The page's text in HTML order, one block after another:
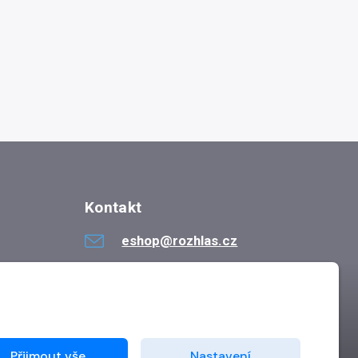
Kontakt
eshop@rozhlas.cz